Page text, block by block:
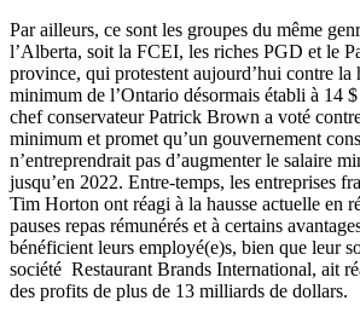
Par ailleurs, ce sont les groupes du même
l’Alberta, soit la FCEI, les riches PGD et le
province, qui protestent aujourd’hui contre la
minimum de l’Ontario désormais établi à 14
chef conservateur Patrick Brown a voté
minimum et promet qu’un gouvernement
n’entreprendrait pas d’augmenter le salaire
jusqu’en 2022. Entre-temps, les entreprises
Tim Horton ont réagi à la hausse actuelle en
pauses repas rémunérés et à certains
bénéficient leurs employé(e)s, bien que leur
société Restaurant Brands International, ait
des profits de plus de 13 milliards de dollars.